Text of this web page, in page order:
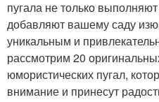
нестандартным
дизайном
Пугала на огороде
пугала не только
добавляют вашему саду
уникальным и
рассмотрим 20
юмористических пугал,
внимание и принесут